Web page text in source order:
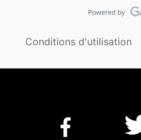
Conditions d'utilisation